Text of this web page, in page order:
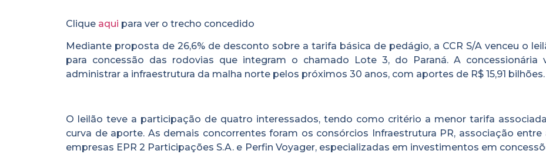
Clique aqui para ver o trecho concedido
Mediante proposta de 26,6% de desconto sobre a tarifa básica de pedágio, a CCR S/A venceu o
para concessão das rodovias que integram o chamado Lote 3, do Paraná. A concessionária
administrar a infraestrutura da malha norte pelos próximos 30 anos, com aportes de R$ 15,91 bilhões.
O leilão teve a participação de quatro interessados, tendo como critério a menor tarifa
curva de aporte. As demais concorrentes foram os consórcios Infraestrutura PR, associação entre
empresas EPR 2 Participações S.A. e Perfin Voyager, especializadas em investimentos em